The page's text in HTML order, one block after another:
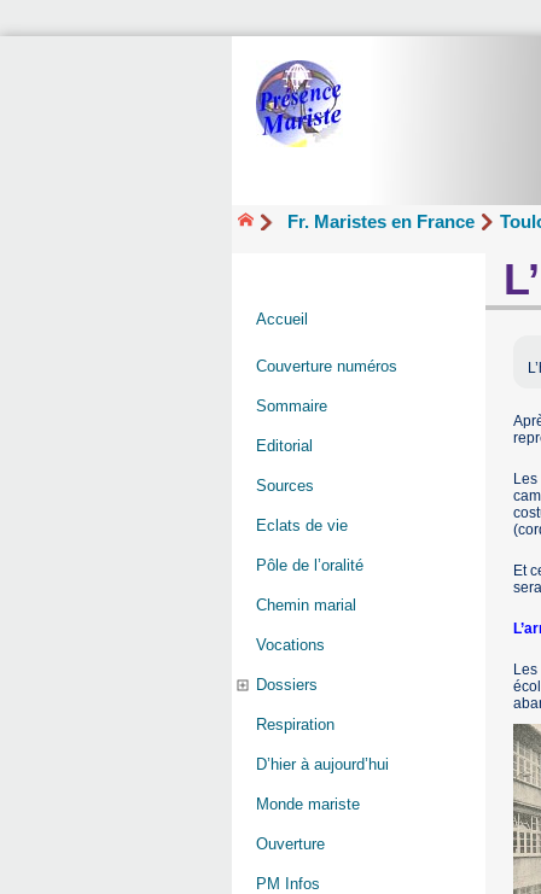
Fr. Maristes en France
Et
Accueil
Couverture numéros
Sommaire
Editorial
Sources
Eclats de vie
Pôle de l’oralité
Chemin marial
Vocations
Dossiers
Respiration
D’hier à aujourd’hui
Monde mariste
Ouverture
PM Infos